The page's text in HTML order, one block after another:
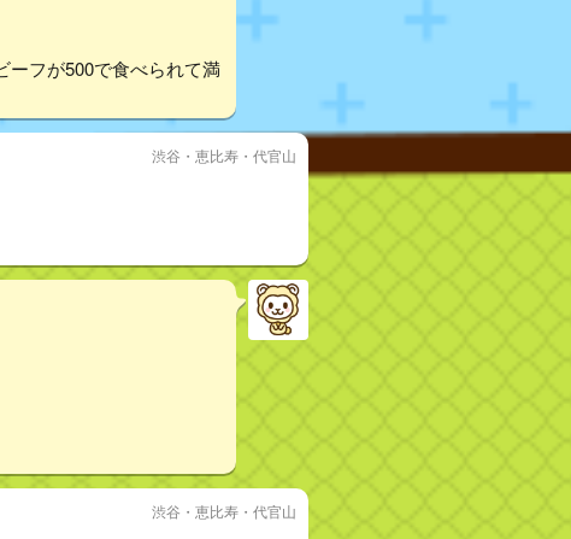
ーフが500で食べられて満
渋谷・恵比寿・代官山
渋谷・恵比寿・代官山